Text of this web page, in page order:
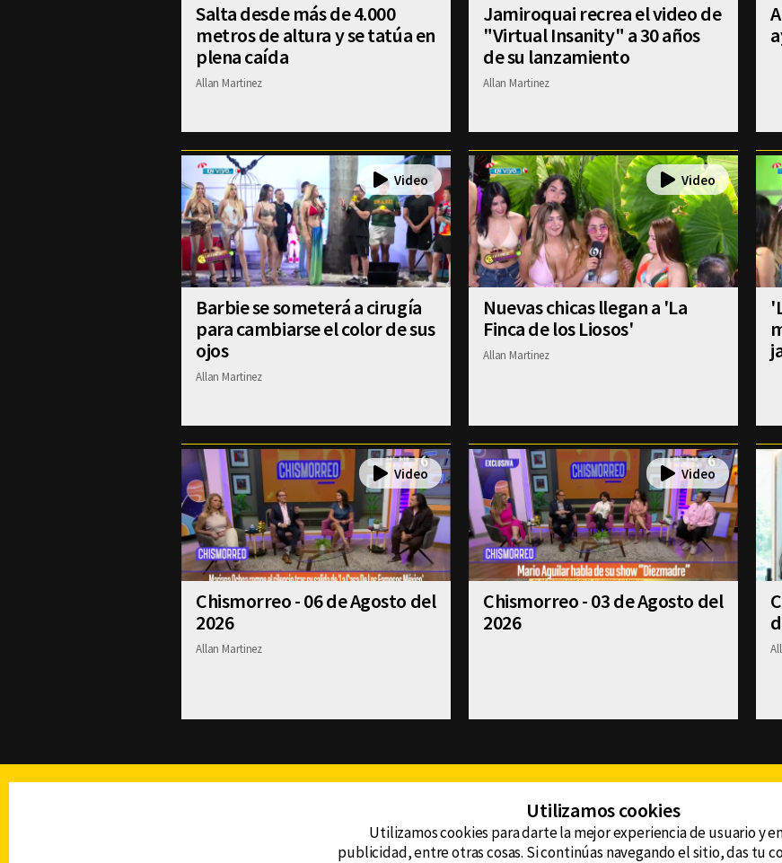
Salta desde más de 4.000
metros de altura y se tatúa en
plena caída
Allan Martinez
Jamiroquai recrea el video de
"Virtual Insanity" a 30 años
de su lanzamiento
Allan Martinez
Barbie se someterá a cirugía
para cambiarse el color de sus
ojos
Allan Martinez
Nuevas chicas llegan a 'La
Finca de los Liosos'
Allan Martinez
Chismorreo - 06 de Agosto del
2026
Allan Martinez
Chismorreo - 03 de Agosto del
2026
Utilizamos cookies
Utilizamos cookies para darte la mejor experiencia de usuario y
publicidad, entre otras cosas. Si continúas navegando el sitio, das tu